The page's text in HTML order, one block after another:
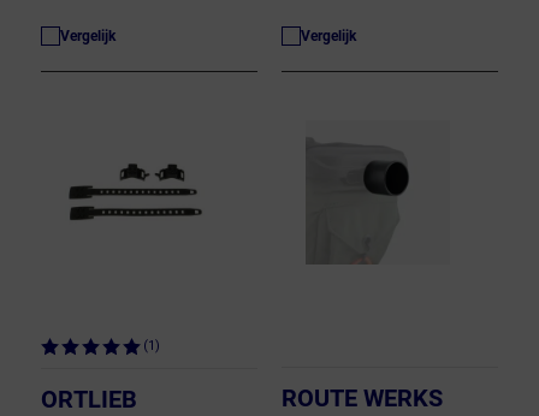
Vergelijk Vergelijk
(1)
ORTLIEB ROUTE WERKS